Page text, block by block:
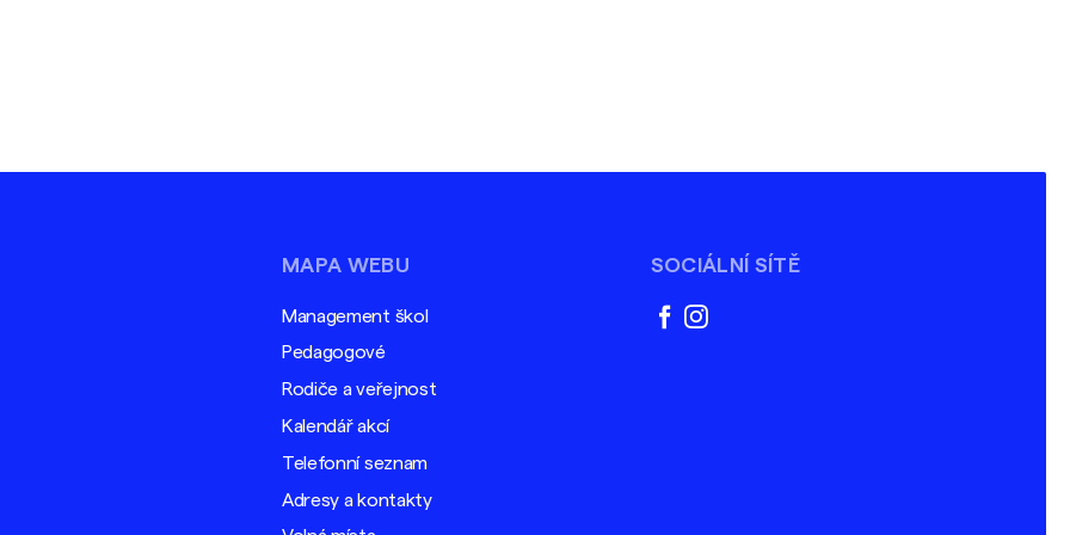
MAPA WEBU
Management škol
Pedagogové
Rodiče a veřejnost
Kalendář akcí
Telefonní seznam
Adresy a kontakty
SOCIÁLNÍ SÍTĚ
facebook
instagram